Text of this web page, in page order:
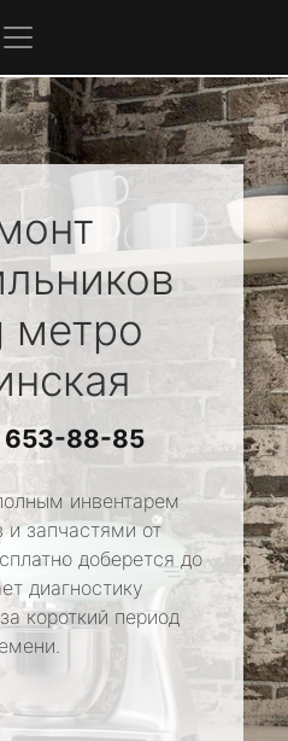
метро
653-88-85
инвентарем
и запчастями от
доберется до
диагностику
короткий период